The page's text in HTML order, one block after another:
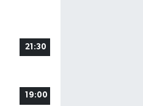
21:30
19:00